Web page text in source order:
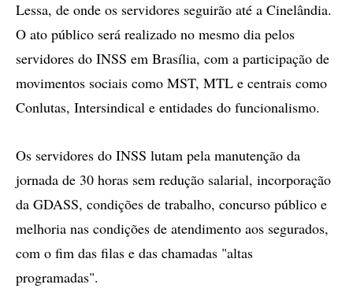
Lessa, de onde os servidores seguirão até a Cinelândia.
O ato público será realizado no mesmo dia pelos
servidores do INSS em Brasília, com a participação de
movimentos sociais como MST, MTL e centrais como
Conlutas, Intersindical e entidades do funcionalismo.
Os servidores do INSS lutam pela manutenção da
jornada de 30 horas sem redução salarial, incorporação
da GDASS, condições de trabalho, concurso público e
melhoria nas condições de atendimento aos segurados,
com o fim das filas e das chamadas "altas
programadas".